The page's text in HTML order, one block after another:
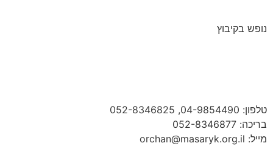
נופש בקיבוץ
טלפון: 04-9854490
, 052-8346825
בריכה: 052-8346877
מייל: orchan@masaryk.org.il